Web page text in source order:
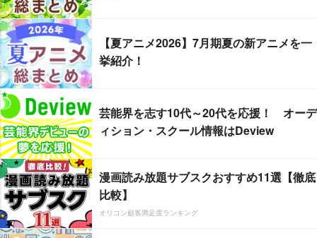
【夏アニメ2026】7月期夏の新アニメを一
挙紹介！
芸能界を志す10代～20代を応援！ オーデ
ィション・スクール情報はDeview
漫画読み放題サブスクおすすめ11選【徹底
比較】
オリコン顧客満足度ランキング